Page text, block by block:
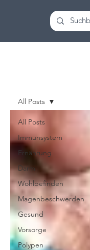
All Posts
Immunsystem
Ernährung
Darm
Wohlbefinden
Magenbeschwerden
Gesund
Vorsorge
Polypen
All Posts